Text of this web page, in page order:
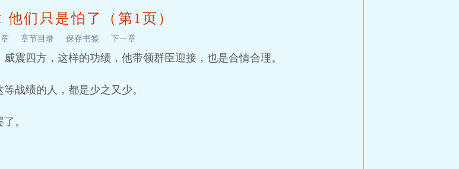
他们只是怕了（第1页）
章节目录 保存书签 下一章
震四方，这样的功绩，他带领群臣迎接，也是合情合理。
战绩的人，都是少之又少。
。